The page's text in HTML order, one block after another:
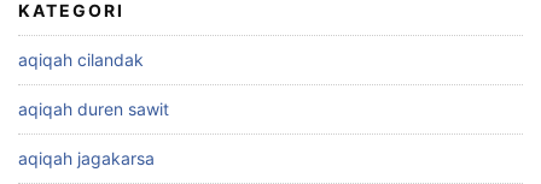
KATEGORI
aqiqah cilandak
aqiqah duren sawit
aqiqah jagakarsa